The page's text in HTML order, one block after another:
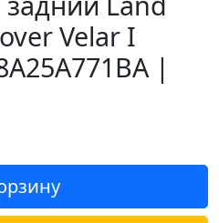
Velar I
|